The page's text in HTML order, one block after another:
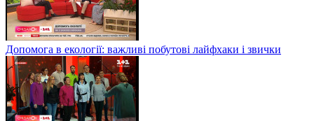
Допомога в екології: важливі побутові лайфхаки і звички